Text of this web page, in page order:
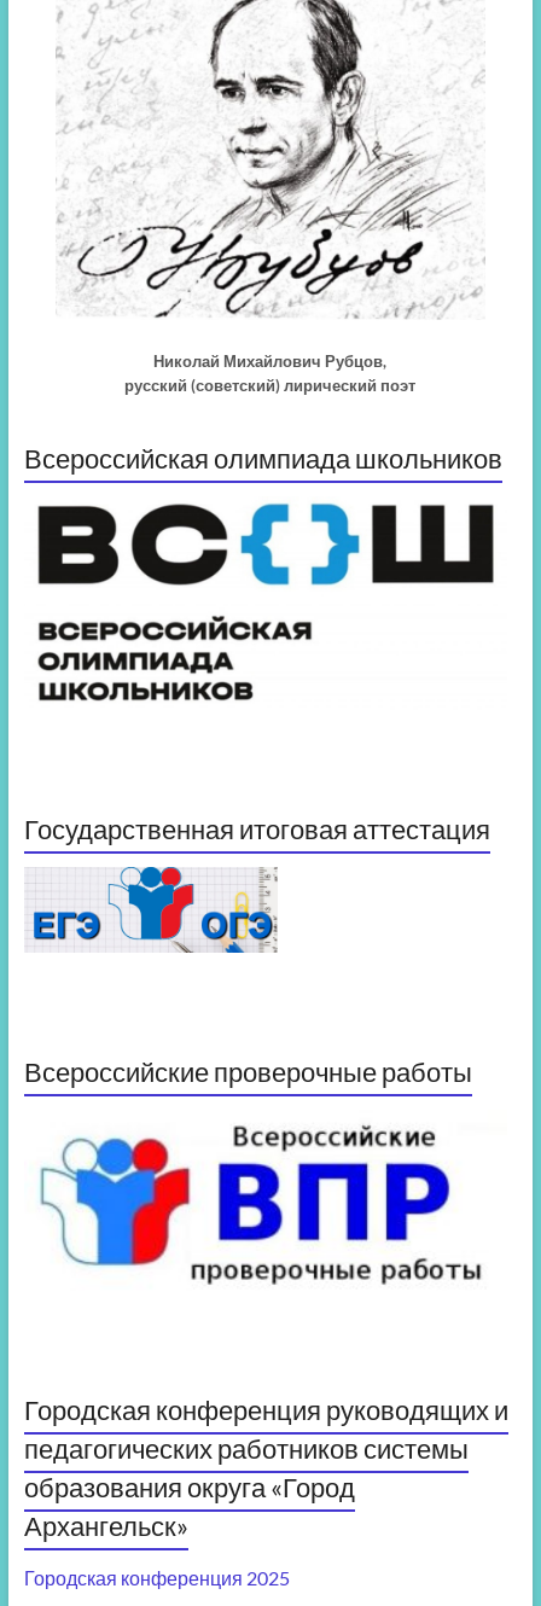
Николай Михайлович Рубцов,
русский (советский) лирический поэт
Всероссийская олимпиада школьников
Государственная итоговая аттестация
Всероссийские проверочные работы
Городская конференция руководящих и
педагогических работников системы
образования округа «Город
Архангельск»
Городская конференция 2025